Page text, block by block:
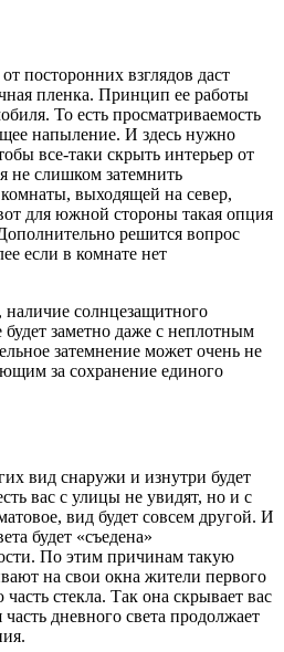
посторонних взглядов даст
пленка. Принцип ее работы
То есть просматриваемость
напыление. И здесь нужно
все-таки скрыть интерьер от
не слишком затемнить
выходящей на север,
для южной стороны такая опция
решится вопрос
если в комнате нет
наличие солнцезащитного
заметно даже с неплотным
затемнение может очень не
за сохранение единого
вид снаружи и изнутри будет
вас с улицы не увидят, но и с
вид будет совсем другой. И
будет «съедена»
По этим причинам такую
на свои окна жители первого
стекла. Так она скрывает вас
дневного света продолжает